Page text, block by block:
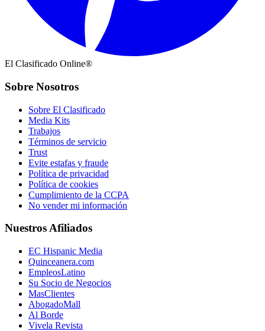
El Clasificado Online®
Sobre Nosotros
Sobre El Clasificado
Media Kits
Trabajos
Términos de servicio
Trust
Evite estafas y fraude
Política de privacidad
Política de cookies
Cumplimiento de la CCPA
No vender mi información
Nuestros Afiliados
EC Hispanic Media
Quinceanera.com
EmpleosLatino
Su Socio de Negocios
MasClientes
AbogadoMall
Al Borde
Vivela Revista